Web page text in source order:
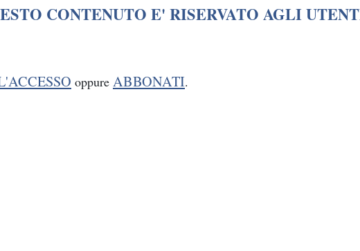
CONTENUTO E' RISERVATO AGLI
oppure ABBONATI.